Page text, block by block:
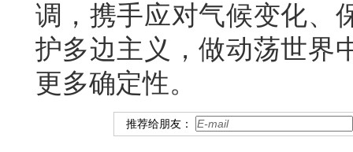
调，携手应对气候变化、
护多边主义，做动荡世界
更多确定性。
推荐给朋友：